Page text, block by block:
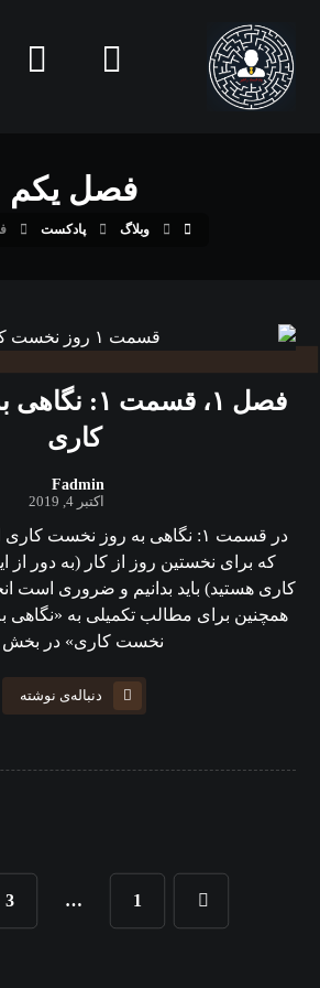
فصل یکم
وبلاگ پادکست
فصل ۱، قسمت
کاری
Fadmin
اکتبر 4, 2019
در قسمت ۱: نگاهی به روز نخست
که برای نخستین روز از کار (به دور از
کاری هستید) باید بدانیم و ضروری است
همچنین برای مطالب تکمیلی به «نگاهی به
نخست کاری» در بخش
دنباله‌ی نوشته
1
…
3